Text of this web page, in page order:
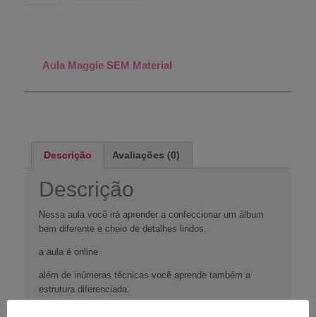
Aula Maggie SEM Material
Descrição Avaliações (0)
Descrição
Nessa aula você irá aprender a confeccionar um álbum
bem diferente e cheio de detalhes lindos.
a aula é online
além de inúmeras técnicas você aprende também a
estrutura diferenciada.